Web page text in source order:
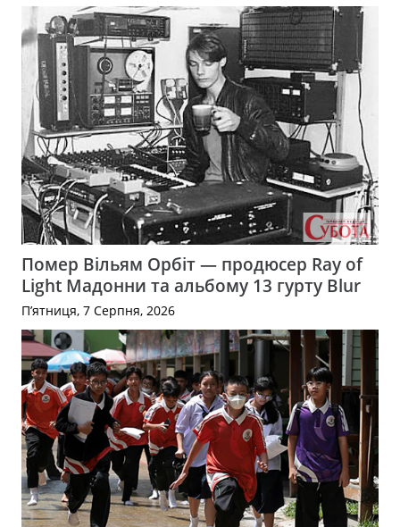
Помер Вільям Орбіт — продюсер Ray of
Light Мадонни та альбому 13 гурту Blur
П’ятниця, 7 Серпня, 2026